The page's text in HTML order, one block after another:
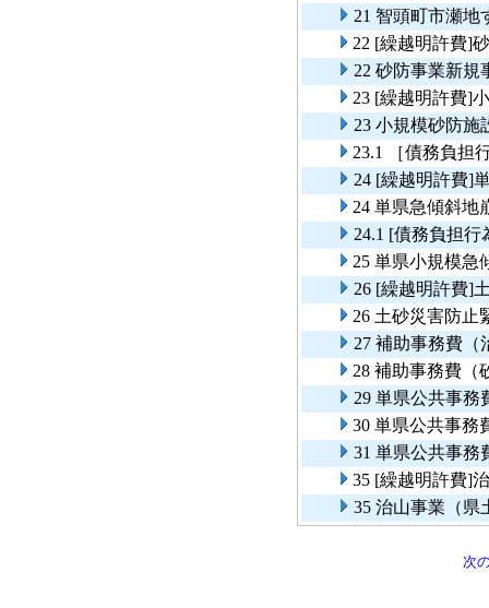
21 智頭町市瀬地
22 [繰越明許費]
22 砂防事業新規
23 [繰越明許費]
23 小規模砂防施
23.1 ［債務負担
24 [繰越明許費]
24 単県急傾斜地
24.1 [債務負担
25 単県小規模急
26 [繰越明許費]
26 土砂災害防止
27 補助事務費（
28 補助事務費（
29 単県公共事務
30 単県公共事務
31 単県公共事務
35 [繰越明許費]
35 治山事業（県
次